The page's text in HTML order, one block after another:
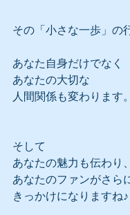
その「小さな一歩」の
あなた自身だけでなく
あなたの大切な
人間関係も変わります。
そして
あなたの魅力も伝わり、
あなたのファンがさら
きっかけになりますね♪